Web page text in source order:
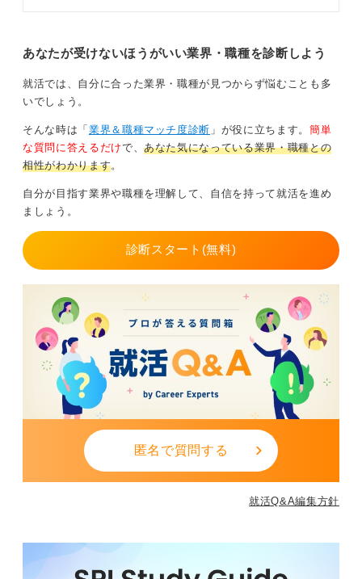
を複数付けたいのであれば、別の業界を考えたほうが良
0
します。
あなたが受けないほうがいい業界・職種を診断しよう
就活では、自分に合った業界・職種が見つからず悩むことも多
いでしょう。
そんな時は「業界＆職種マッチ度診断 」が役に立ちます。 簡単
な質問に答えるだけで、あなた気になっている業界・職種との
相性がわかります。
自分が目指す業界や職種を理解して、自信を持って就活を進め
ましょう。
診断スタート(無料)
匿名で質問する
就活Q&A編集方針